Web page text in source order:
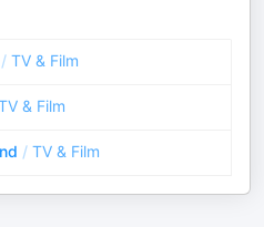
/ TV & Film
& Film
/ TV & Film